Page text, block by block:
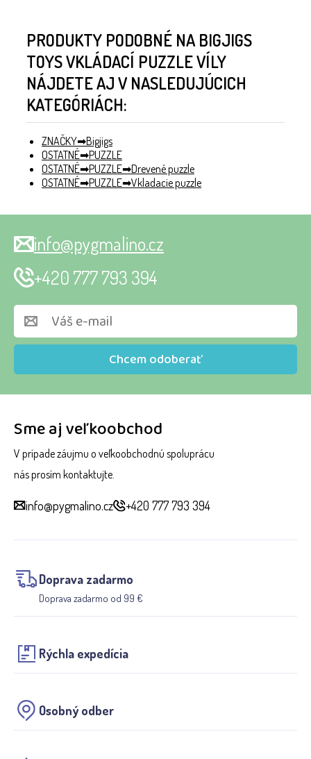
PRODUKTY PODOBNÉ NA BIGJIGS
TOYS VKLÁDACÍ PUZZLE VÍLY
NÁJDETE AJ V NASLEDUJÚCICH
KATEGÓRIÁCH:
ZNAČKY
Bigjigs
OSTATNÉ
PUZZLE
OSTATNÉ
PUZZLE
Drevené puzzle
OSTATNÉ
PUZZLE Vkladacie puzzle
Sme aj veľkoobchod
V prípade záujmu o veľkoobchodnú spoluprácu
nás prosím kontaktujte.
info@pygmalino.cz +420 777 793 394
Doprava zadarmo
Doprava zadarmo od 99 €
Rýchla expedícia
Osobný odber
Chcem odoberať
info@pygmalino.cz
+420 777 793 394